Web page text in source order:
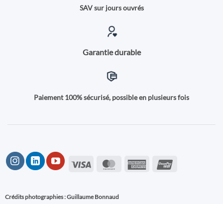
SAV sur jours ouvrés
Garantie durable
Paiement 100% sécurisé, possible en plusieurs fois
Visa MasterCardAmerican
Crédits photographies : Guillaume Bonnaud